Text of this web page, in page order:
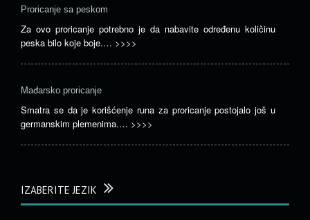
Proricanje sa peskom
Za ovo proricanje potrebno je da nabavite određenu količinu
peska bilo koje boje.… >>>>
Mađarsko proricanje
Smatra se da je korišćenje runa za proricanje postojalo još u
germanskim plemenima.… >>>>
IZABERITE JEZIK